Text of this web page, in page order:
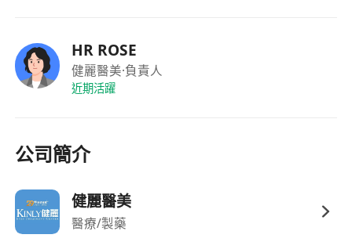
HR ROSE
健麗醫美·負責人
近期活躍
公司簡介
健麗醫美
醫療/製藥